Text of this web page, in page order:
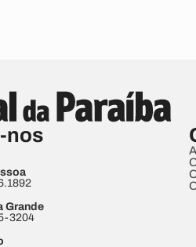
nos
Grande
3204